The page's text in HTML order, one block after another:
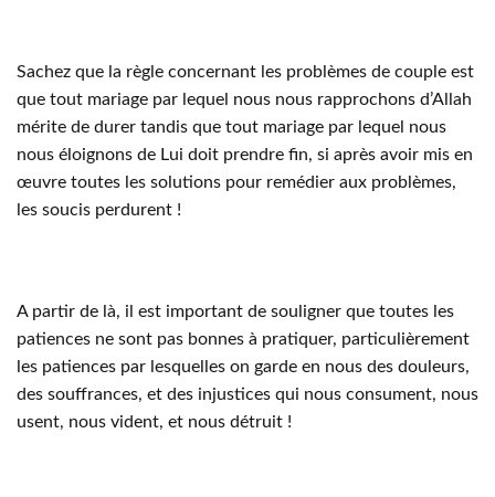
Sachez que la règle concernant les problèmes de couple est
que tout mariage par lequel nous nous rapprochons d’Allah
mérite de durer tandis que tout mariage par lequel nous
nous éloignons de Lui doit prendre fin, si après avoir mis en
œuvre toutes les solutions pour remédier aux problèmes,
les soucis perdurent !
A partir de là, il est important de souligner que toutes les
patiences ne sont pas bonnes à pratiquer, particulièrement
les patiences par lesquelles on garde en nous des douleurs,
des souffrances, et des injustices qui nous consument, nous
usent, nous vident, et nous détruit !